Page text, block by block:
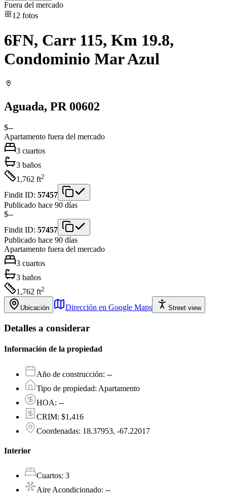
Fuera del mercado
12 fotos
6FN, Carr 115, Km 19.8,
Condominio Mar Azul
Aguada, PR 00602
$--
Apartamento fuera del mercado
3 cuartos
3 baños
1,762 ft2
Findit ID: 57457
Publicado hace 90 días
$--
Findit ID: 57457
Publicado hace 90 días
Apartamento fuera del mercado
3 cuartos
3 baños
1,762 ft2
Ubicación Dirección en Google Maps Street view
Detalles a considerar
Información de la propiedad
Año de construcción: --
Tipo de propiedad: Apartamento
HOA: --
CRIM: $1,416
Coordenadas: 18.37953, -67.22017
Interior
Cuartos: 3
Aire Acondicionado: --